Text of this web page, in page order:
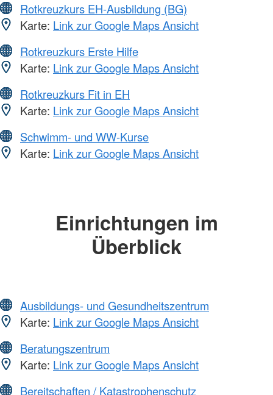
Rotkreuzkurs EH-Ausbildung (BG)
Karte: Link zur Google Maps Ansicht
Rotkreuzkurs Erste Hilfe
Karte: Link zur Google Maps Ansicht
Rotkreuzkurs Fit in EH
Karte: Link zur Google Maps Ansicht
Schwimm- und WW-Kurse
Karte: Link zur Google Maps Ansicht
Einrichtungen im
Überblick
Ausbildungs- und Gesundheitszentrum
Karte: Link zur Google Maps Ansicht
Beratungszentrum
Karte: Link zur Google Maps Ansicht
Bereitschaften / Katastrophenschutz